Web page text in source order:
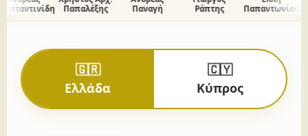
Παπαλέξης
Παναγή
Ράπτης
Παπαντωνίου
🇬🇷
Ελλάδα
🇨🇾
Κύπρος